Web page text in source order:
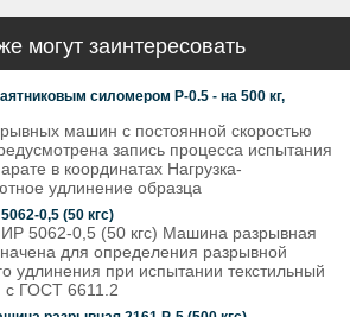
могут заинтересовать
силомером Р-0.5 - на 500 кг,
машин с постоянной скоростью
запись процесса испытания
в координатах Нагрузка-
удлинение образца
0,5 (50 кгс)
5062-0,5 (50 кгс) Машина разрывная
для определения разрывной
удлинения при испытании текстильный
с ГОСТ 6611.2